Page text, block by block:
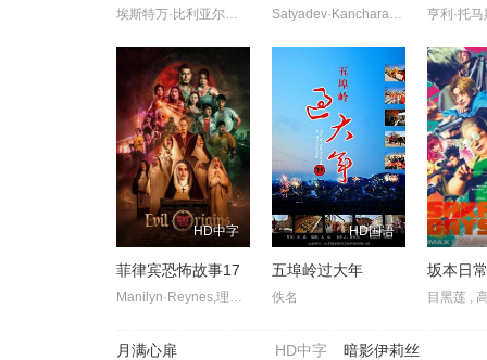
埃斯特万·比利亚尔迪,伊莎贝尔·艾梅·冈萨蕾斯-索拉,萨拉·贝西奥,雅兹明·卡巴洛,艾玛·法约·杜阿尔特,埃内斯蒂娜·加蒂,克劳迪娅·桑切丝 Satyadev·Kancharana,Deepa·Thomas,Anand·Bharathi
HD中字
菲律宾恐怖故事17
HD国语
五埠岭过大年
佚名
坂本日
HD中字
月满心扉 暗影伊莉丝